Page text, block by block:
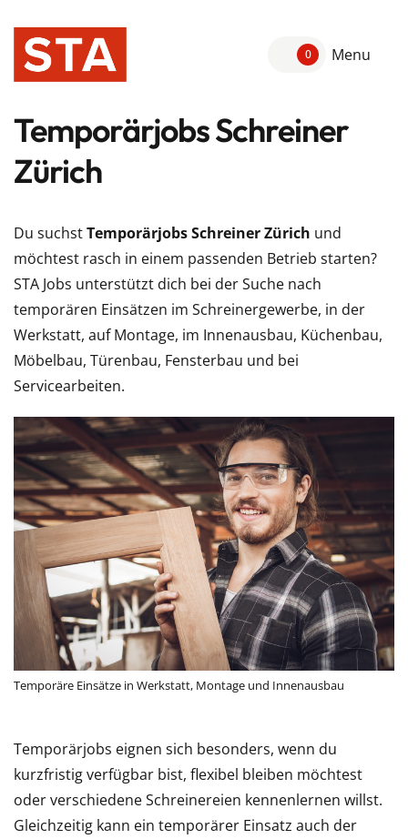
0 Menu
Temporärjobs Schreiner
Zürich
Du suchstTemporärjobs Schreiner Zürich und
möchtest rasch in einem passenden Betrieb starten?
STA Jobs unterstützt dich bei der Suche nach
temporären Einsätzen im Schreinergewerbe, in der
Werkstatt, auf Montage, im Innenausbau, Küchenbau,
Möbelbau, Türenbau, Fensterbau und bei
Servicearbeiten.
Temporäre Einsätze in Werkstatt, Montage und Innenausbau
Temporärjobs eignen sich besonders, wenn du
kurzfristig verfügbar bist, flexibel bleiben möchtest
oder verschiedene Schreinereien kennenlernen willst.
Gleichzeitig kann ein temporärer Einsatz auch der